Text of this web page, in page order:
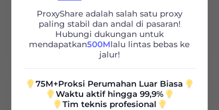
Http/Socks5
Dukungan 24/7
100G
ProxyShare adalah salah satu proxy
paling stabil dan andal di pasaran!
Hubungi dukungan untuk
mendapatkan500Mlalu lintas bebas ke
jalur!
75M+Proksi Perumahan Luar Biasa
Waktu aktif hingga 99,9%
Tim teknis profesional